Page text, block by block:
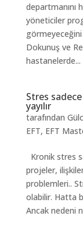
departmanını
yöneticiler
görmeyeceğini
Dokunuş ve
hastanelerde...
Stres
yayılır
tarafından
EFT, EFT
Kronik stres
projeler,
problemleri..
olabilir. Hatta
Ancak nedeni